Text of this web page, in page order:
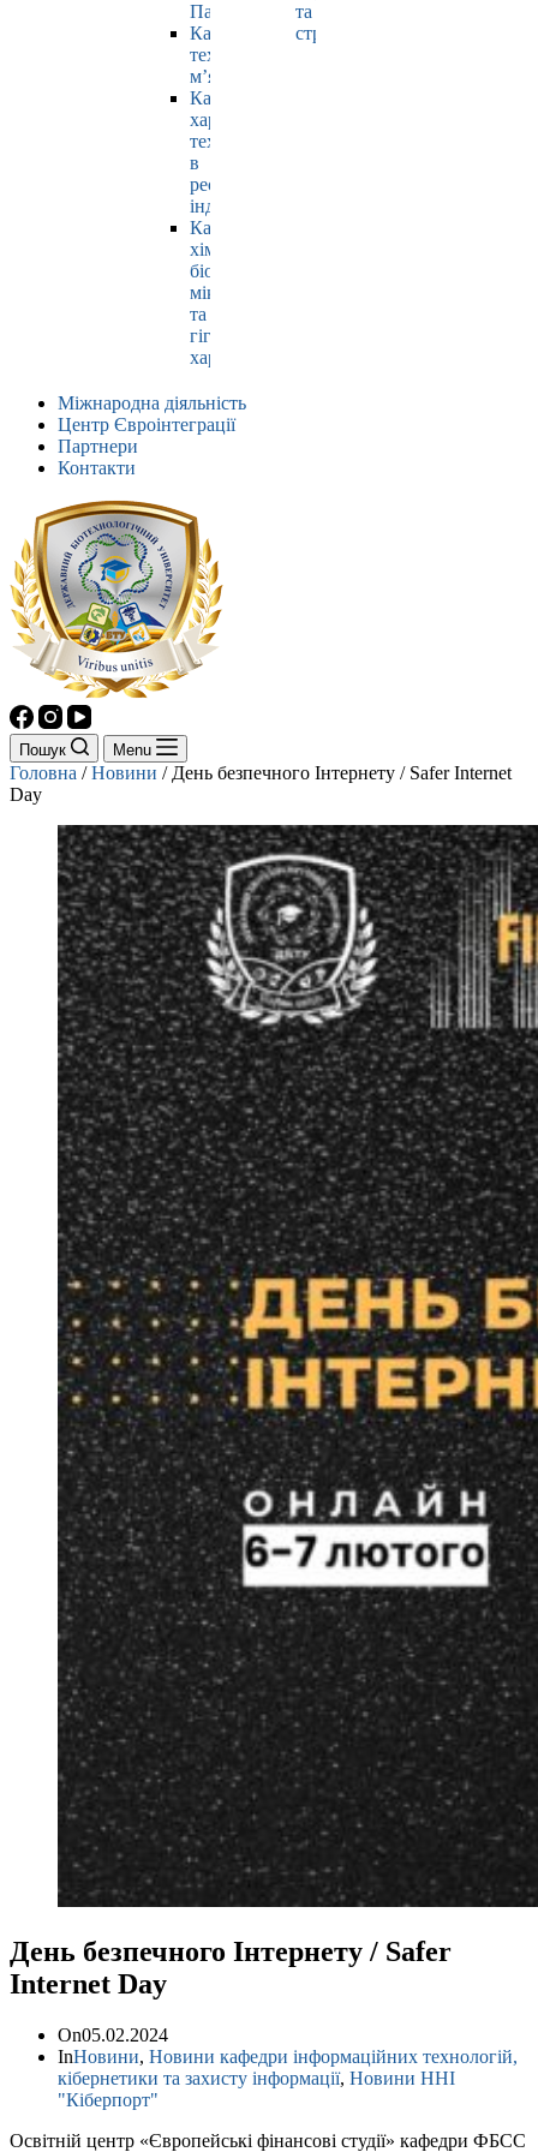
Павлюк
Кафедра
технології
м’яса
Кафедра
харчових
технологій
в
ресторанній
індустрії
Кафедра
хімії,
біохімії,
мікробіології
та
гігієни
харчування
та
страхування
Міжнародна діяльність
Центр Євроінтеграції
Партнери
Контакти
Пошук Menu
Головна /Новини / День безпечного Інтернету / Safer Internet
Day
День безпечного Інтернету / Safer
Internet Day
On05.02.2024
InНовини, Новини кафедри інформаційних технологій,
кібернетики та захисту інформації, Новини ННІ
"Кіберпорт"
Освітній центр «Європейські фінансові студії» кафедри ФБСС